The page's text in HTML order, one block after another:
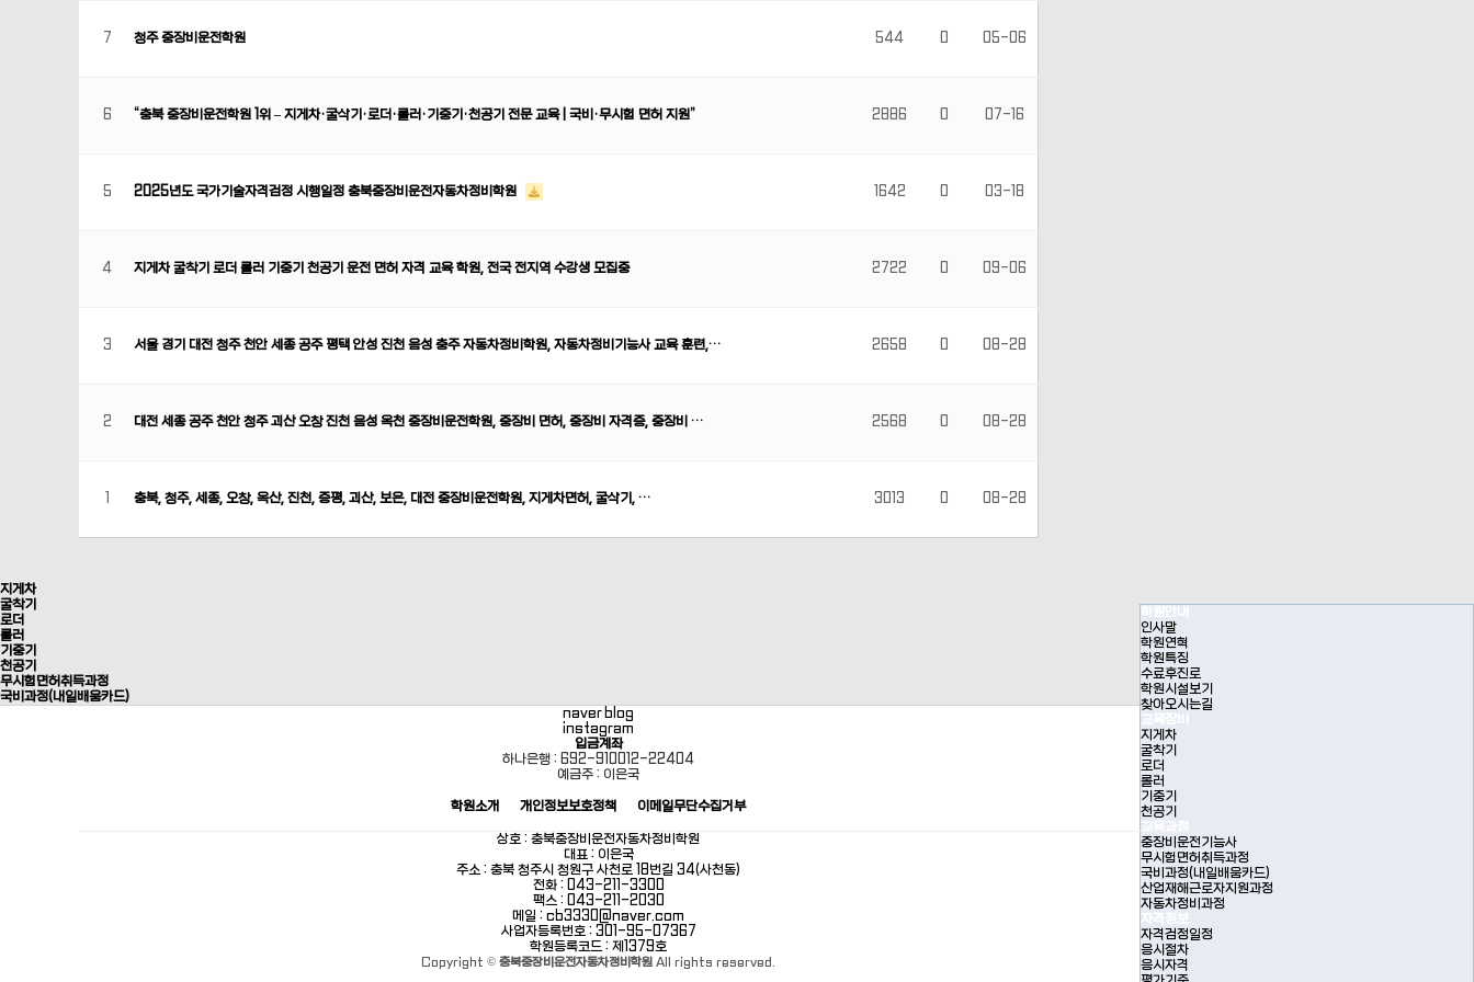
7 청주 중장비운전학원 544 0 05-06
6 “충북 중장비운전학원 1위 – 지게차·굴삭기·로더·롤러·기중기·천공기 전문 교육 | 국비·무시험 면허 지원” 2886 0 07-16
5 2025년도 국가기술자격검정 시행일정 충북중장비운전자동차정비학원 1642 0 03-18
4 지게차 굴착기 로더 롤러 기중기 천공기 운전 면허 자격 교육 학원, 전국 전지역 수강생 모집중 2722 0 09-06
3 서울 경기 대전 청주 천안 세종 공주 평택 안성 진천 음성 충주 자동차정비학원, 자동차정비기능사 교육 훈련,… 2658 0 08-28
2 대전 세종 공주 천안 청주 괴산 오창 진천 음성 옥천 중장비운전학원, 중장비 면허, 중장비 자격증, 중장비 … 2568 0 08-28
충북, 청주, 세종, 오창, 옥산, 진천, 증평, 괴산, 보은, 대전 중장비운전학원, 지게차면허, 굴삭기, … 3013 0 08-28
학원안내
인사말
학원연혁
학원특징
수료후진로
학원시설보기
찾아오시는길
교육장비
지게차
굴착기
로더
롤러
기중기
천공기
교육과정
중장비운전기능사
무시험면허취득과정
국비과정(내일배움카드)
산업재해근로자지원과정
자동차정비과정
자격정보
자격검정일정
응시절차
응시자격
지게차
굴착기
로더
롤러
기중기
천공기
무시험면허취득과정
국비과정(내일배움카드)
naver blog
instagram
입금계좌
하나은행 : 692-910012-22404
예금주 : 이은국
학원소개 개인정보보호정책 이메일무단수집거부
상호 : 충북중장비운전자동차정비학원
대표 : 이은국
주소 : 충북 청주시 청원구 사천로 18번길 34(사천동)
전화 : 043-211-3300
팩스 : 043-211-2030
메일 : cb3330@naver.com
사업자등록번호 : 301-95-07367
학원등록코드 : 제1379호
Copyright © 충북중장비운전자동차정비학원 All rights reserved.